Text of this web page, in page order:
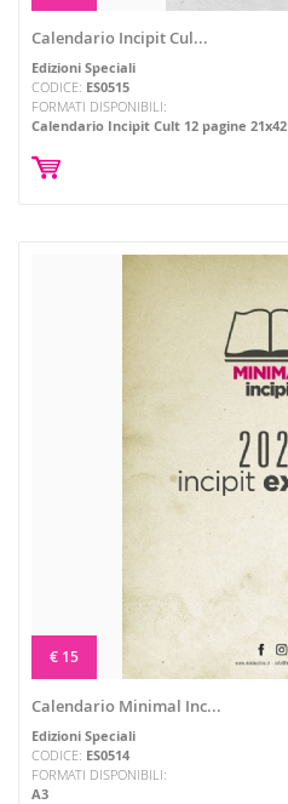
Calendario Incipit Cul...
Edizioni Speciali
CODICE: ES0515
FORMATI DISPONIBILI:
Calendario Incipit Cult 12 pagine 21x42
€ 15
Calendario Minimal Inc...
Edizioni Speciali
CODICE: ES0514
FORMATI DISPONIBILI:
A3